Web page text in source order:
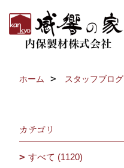
ホーム スタッフブログ
カテゴリ
すべて (1120)